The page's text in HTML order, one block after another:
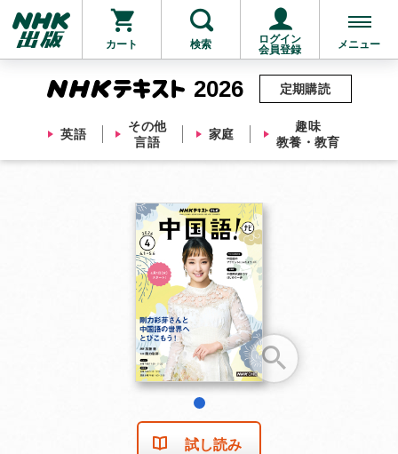
カート 検索
ログイン
会員登録
メニュー
2026
英語
その他
言語
家庭
趣味
教養・教育
定期購読
他にも商品を買う
試し読み